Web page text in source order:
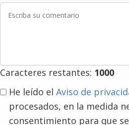
Caracteres restantes: 1000
He leído el Aviso de
procesados, en la medida
consentimiento para que